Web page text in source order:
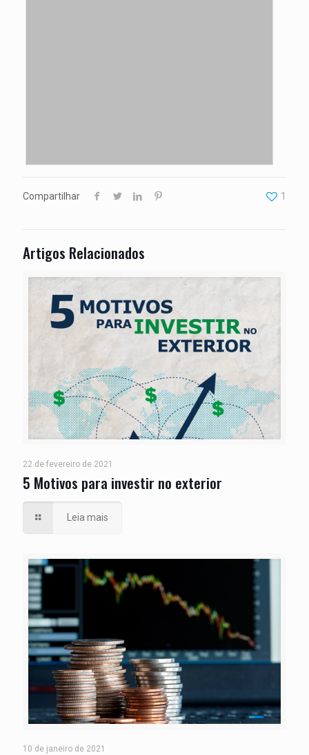
Compartilhar 1
Artigos Relacionados
22 de fevereiro de 2021
5 Motivos para investir no exterior
Leia mais
10 de janeiro de 2021